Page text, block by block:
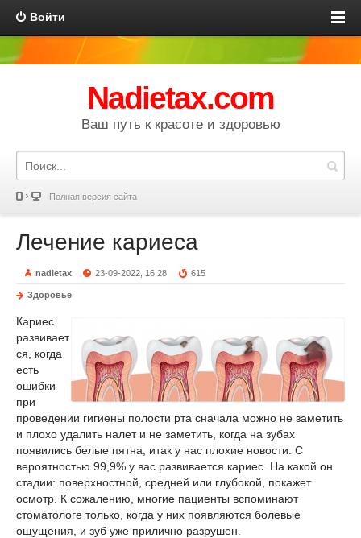
Войти
Nadietax.com
Ваш путь к красоте и здоровью
Полная версия сайта
Лечение кариеса
nadietax 23-09-2022, 16:28 615
Здоровье
Кариес
развивает
ся, когда
есть
ошибки
при
проведении гигиены полости рта сначала можно не заметить
и плохо удалить налет и не заметить, когда на зубах
появились белые пятна, итак у нас плохие новости. С
вероятностью 99,9% у вас развивается кариес. На какой он
стадии: поверхностной, средней или глубокой, покажет
осмотр. К сожалению, многие пациенты вспоминают
стоматологе только, когда у них появляются болевые
ощущения, и зуб уже прилично разрушен.